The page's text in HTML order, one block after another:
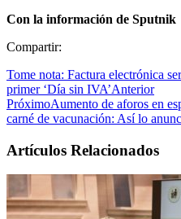
Con la información de Sputnik
Compartir:
Tome nota: Factura electrónica
primer ‘Día sin IVA’Anterior
PróximoAumento de aforos en
carné de vacunación: Así lo
Artículos Relacionados